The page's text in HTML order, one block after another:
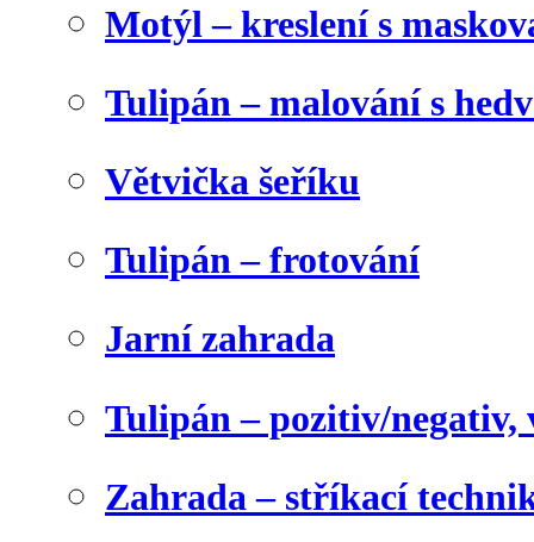
Motýl – kreslení s
Tulipán – malování s
Větvička šeříku
Tulipán – frotování
Jarní zahrada
Tulipán – pozitiv/negativ,
Zahrada – stříkací